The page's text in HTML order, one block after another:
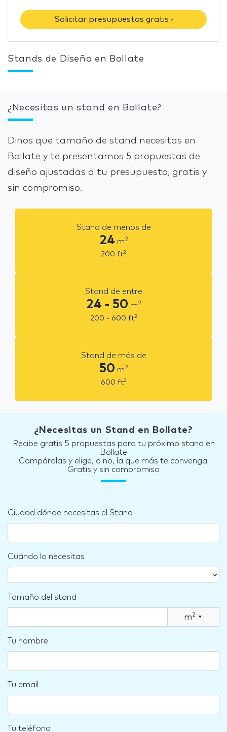
Solicitar presupuestos gratis ›
Stands de Diseño en Bollate
¿Necesitas un stand en Bollate?
Dinos que tamaño de stand necesitas en
Bollate y te presentamos 5 propuestas de
diseño ajustadas a tu presupuesto, gratis y
sin compromiso.
Stand de menos de
24 m2
200 ft2
Stand de entre
24 - 50 m2
200 - 600 ft2
Stand de más de
50 m2
600 ft2
¿Necesitas un Stand en Bollate?
Recibe gratis 5 propuestas para tu próximo stand en
Bollate
Compáralas y elige, o no, la que más te convenga.
Gratis y sin compromiso
Ciudad dónde necesitas el Stand
Cuándo lo necesitas
Tamaño del stand
m2 ▾
Tu nombre
Tu email
Tu teléfono